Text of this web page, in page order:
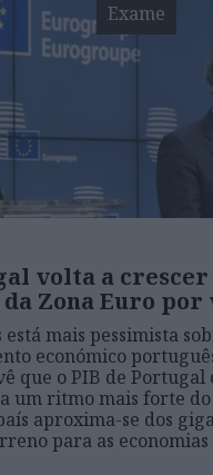
Exame
volta a crescer
Zona Euro por
mais pessimista
económico
que o PIB de Portugal
um ritmo mais forte do
aproxima-se dos
para as economias